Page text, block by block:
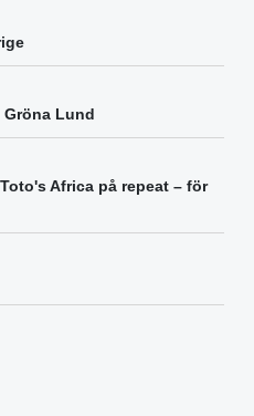
Lund
Africa på repeat – för